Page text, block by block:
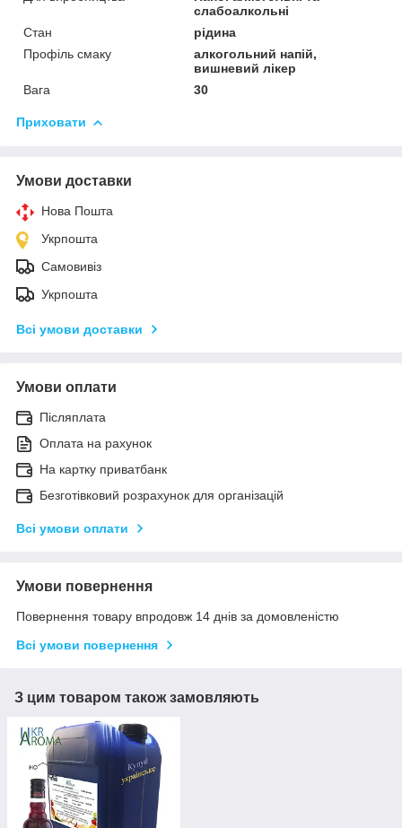
слабоалкольні
Стан
рідина
Профіль смаку
алкогольний напій,
вишневий лікер
Вага
30
Приховати
Умови доставки
Нова Пошта
Укрпошта
Самовивіз
Укрпошта
Всі умови доставки
Умови оплати
Післяплата
Оплата на рахунок
На картку приватбанк
Безготівковий розрахунок для організацій
Всі умови оплати
Умови повернення
Повернення товару впродовж 14 днів за домовленістю
Всі умови повернення
З цим товаром також замовляють